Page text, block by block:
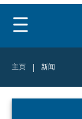
主页 | 新闻